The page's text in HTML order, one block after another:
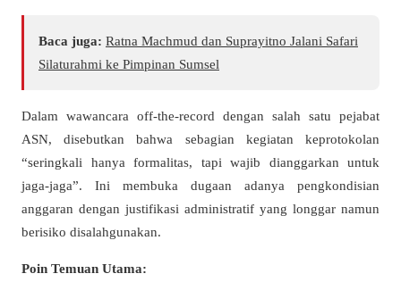
Baca juga: Ratna Machmud dan Suprayitno Jalani Safari
Silaturahmi ke Pimpinan Sumsel
Dalam wawancara off-the-record dengan salah satu pejabat
ASN, disebutkan bahwa sebagian kegiatan keprotokolan
“seringkali hanya formalitas, tapi wajib dianggarkan untuk
jaga-jaga”. Ini membuka dugaan adanya pengkondisian
anggaran dengan justifikasi administratif yang longgar namun
berisiko disalahgunakan.
Poin Temuan Utama: